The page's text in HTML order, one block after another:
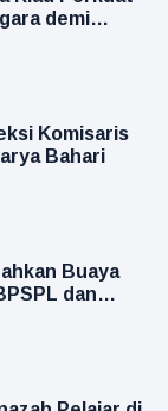
demi
Nasional
Komisaris
Bahari
Buaya
dan